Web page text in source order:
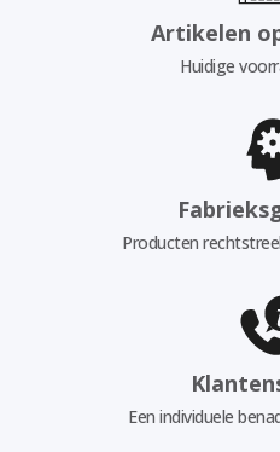
Artikelen
Huidige
Producten
Een individuele